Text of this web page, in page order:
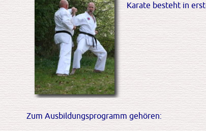
Karate besteht in
Zum Ausbildungsprogramm gehören: